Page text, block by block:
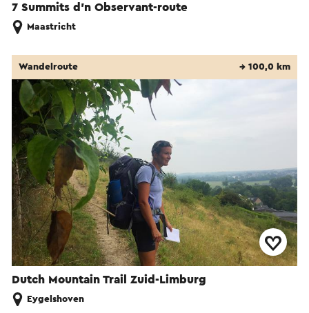
7 Summits d’n Observant-route
Maastricht
Dutch Mountain Trail Zuid-Limburg
Wandelroute → 100,0 km
Eygelshoven